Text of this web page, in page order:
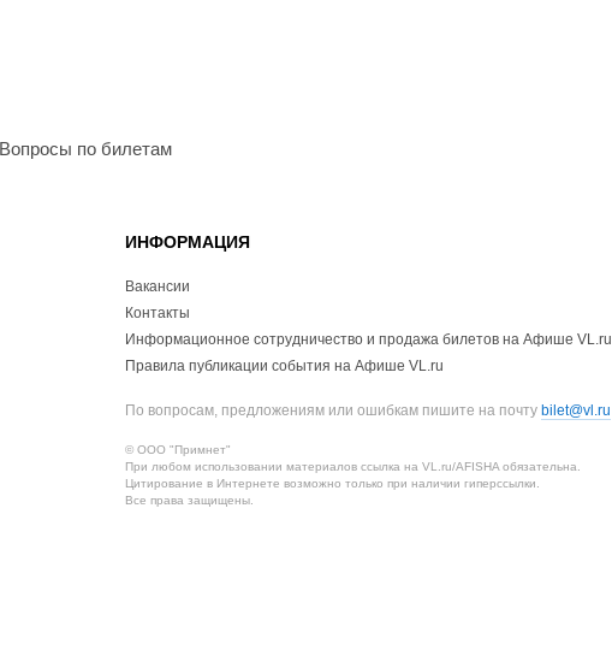
Вопросы по билетам
ИНФОРМАЦИЯ
Вакансии
Контакты
Информационное сотрудничество и продажа билетов на Афише VL.ru
Правила публикации события на Афише VL.ru
По вопросам, предложениям или ошибкам пишите на почту bilet@vl.ru
© ООО "Примнет"
При любом использовании материалов ссылка на VL.ru/AFISHA обязательна.
Цитирование в Интернете возможно только при наличии гиперссылки.
Все права защищены.